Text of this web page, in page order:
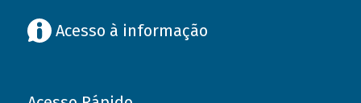
Acesso à informação